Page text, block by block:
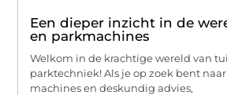
Een dieper inzicht in de
en parkmachines
Welkom in de krachtige wereld van
parktechniek! Als je op zoek bent
machines en deskundig advies,